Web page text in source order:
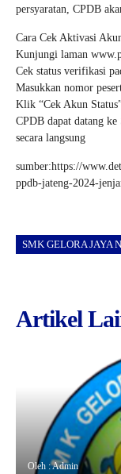
persyaratan, CPDB
Cara Cek Aktivasi
Kunjungi laman
Cek status verifikasi
Masukkan nomor
Klik “Cek Akun
CPDB dapat datang
secara langsung
sumber:https://
ppdb-jateng-2024-
SMK GELORA JAYA
Artikel
Oleh : Admin